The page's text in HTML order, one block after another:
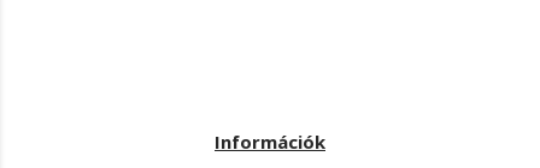
Információk